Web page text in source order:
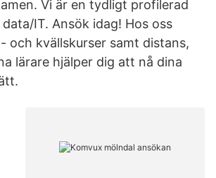
Vi är en tydligt profilerad
IT. Ansök idag! Hos oss
och kvällskurser samt distans,
lärare hjälper dig att nå dina